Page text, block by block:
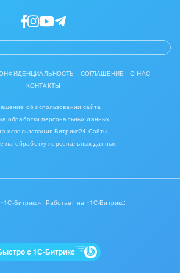
спорт, шоу-бизнес
стиль
СОГЛАШЕНИЕ
О НАС
КОНТАКТЫ
об использовании сайта
обработки персональных данных
использования Битрикс24.Сайты
на обработку персональных данных
Битрикс». Работает на «1С-Битрикс:
с 1С-Битрикс